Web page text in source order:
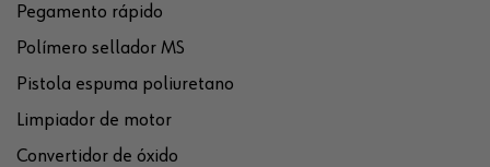
Pegamento rápido
Polímero sellador MS
Pistola espuma poliuretano
Limpiador de motor
Convertidor de óxido